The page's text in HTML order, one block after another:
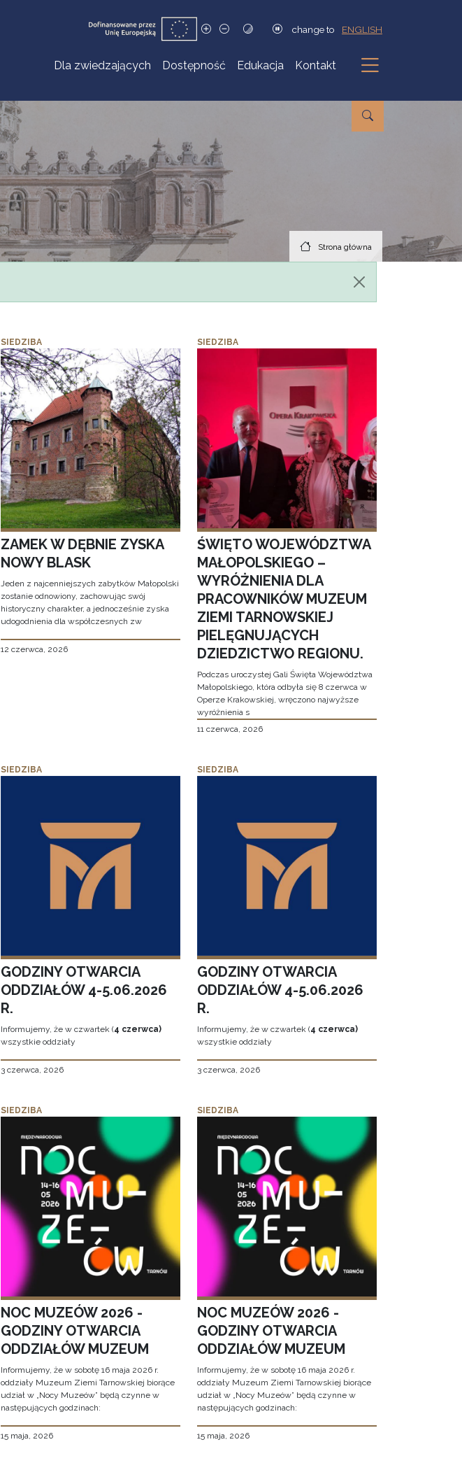
change to ENGLISH
Dla zwiedzających Dostępność Edukacja Kontakt
Podmenu
Strona główna
SIEDZIBA
ZAMEK W DĘBNIE ZYSKA
NOWY BLASK
Jeden z najcenniejszych zabytków Małopolski
zostanie odnowiony, zachowując swój
historyczny charakter, a jednocześnie zyska
udogodnienia dla współczesnych zw
12 czerwca, 2026
SIEDZIBA
ŚWIĘTO WOJEWÓDZTWA
MAŁOPOLSKIEGO –
WYRÓŻNIENIA DLA
PRACOWNIKÓW MUZEUM
ZIEMI TARNOWSKIEJ
PIELĘGNUJĄCYCH
DZIEDZICTWO REGIONU.
Podczas uroczystej Gali Święta Województwa
Małopolskiego, która odbyła się 8 czerwca w
Operze Krakowskiej, wręczono najwyższe
wyróżnienia s
11 czerwca, 2026
SIEDZIBA
GODZINY OTWARCIA
ODDZIAŁÓW 4-5.06.2026
R.
Informujemy, że w czwartek (4 czerwca)
wszystkie oddziały
3 czerwca, 2026
SIEDZIBA
GODZINY OTWARCIA
ODDZIAŁÓW 4-5.06.2026
R.
Informujemy, że w czwartek (4 czerwca)
wszystkie oddziały
3 czerwca, 2026
SIEDZIBA
NOC MUZEÓW 2026 -
GODZINY OTWARCIA
ODDZIAŁÓW MUZEUM
Informujemy, że w sobotę 16 maja 2026 r.
oddziały Muzeum Ziemi Tarnowskiej biorące
udział w „Nocy Muzeów” będą czynne w
następujących godzinach:
15 maja, 2026
SIEDZIBA
NOC MUZEÓW 2026 -
GODZINY OTWARCIA
ODDZIAŁÓW MUZEUM
Informujemy, że w sobotę 16 maja 2026 r.
oddziały Muzeum Ziemi Tarnowskiej biorące
udział w „Nocy Muzeów” będą czynne w
następujących godzinach:
15 maja, 2026